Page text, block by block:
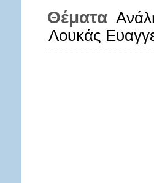
Θέματα
Λουκάς